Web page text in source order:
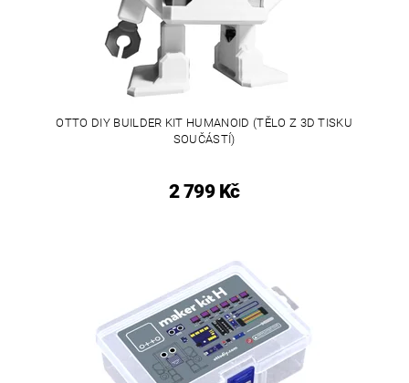
OTTO DIY BUILDER KIT HUMANOID (TĚLO Z 3D TISKU
SOUČÁSTÍ)
2 799 Kč